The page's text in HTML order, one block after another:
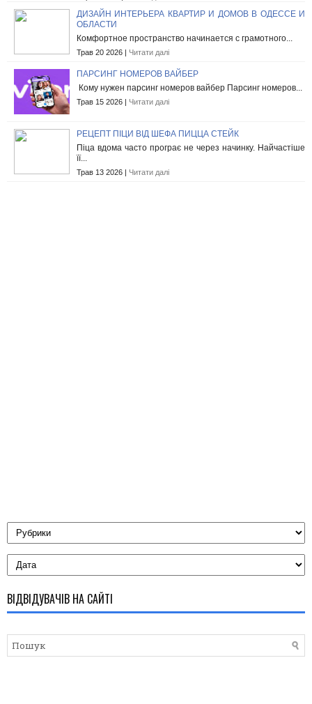
ДИЗАЙН ИНТЕРЬЕРА КВАРТИР И ДОМОВ В ОДЕССЕ И
ОБЛАСТИ
Комфортное пространство начинается с грамотного...
Трав 20 2026 | Читати далі
ПАРСИНГ НОМЕРОВ ВАЙБЕР
Кому нужен парсинг номеров вайбер Парсинг номеров...
Трав 15 2026 | Читати далі
РЕЦЕПТ ПІЦИ ВІД ШЕФА ПИЦЦА СТЕЙК
Піца вдома часто програє не через начинку. Найчастіше
її...
Трав 13 2026 | Читати далі
ВІДВІДУВАЧІВ НА САЙТІ